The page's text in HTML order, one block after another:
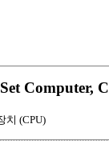
Computer,
치 (CPU)